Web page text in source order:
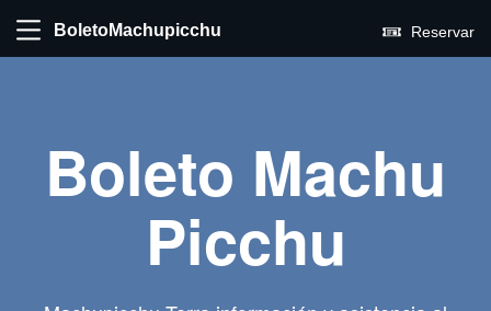
BoletoMachupicchu Reservar
Boleto Machu
Picchu